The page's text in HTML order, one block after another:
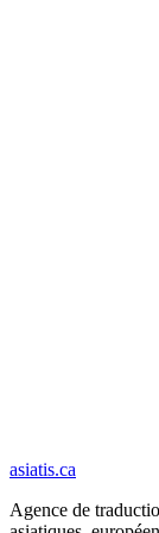
asiatis.ca
Agence de